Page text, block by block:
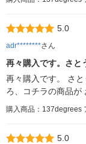
5.0
adr********さん
再々購入です。さ
再々購入です。 さ
ろ、コチラの商品が
購入商品：137degrees
5.0